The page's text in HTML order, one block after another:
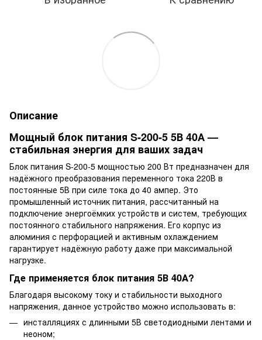
Описание
Мощный блок питания S-200-5 5В 40А —
стабильная энергия для ваших задач
Блок питания S-200-5 мощностью 200 Вт предназначен для
надёжного преобразования переменного тока 220В в
постоянные 5В при силе тока до 40 ампер. Это
промышленный источник питания, рассчитанный на
подключение энергоёмких устройств и систем, требующих
постоянного стабильного напряжения. Его корпус из
алюминия с перфорацией и активным охлаждением
гарантирует надёжную работу даже при максимальной
нагрузке.
Где применяется блок питания 5В 40А?
Благодаря высокому току и стабильности выходного
напряжения, данное устройство можно использовать в:
инсталляциях с длинными 5В светодиодными лентами и
неоном;